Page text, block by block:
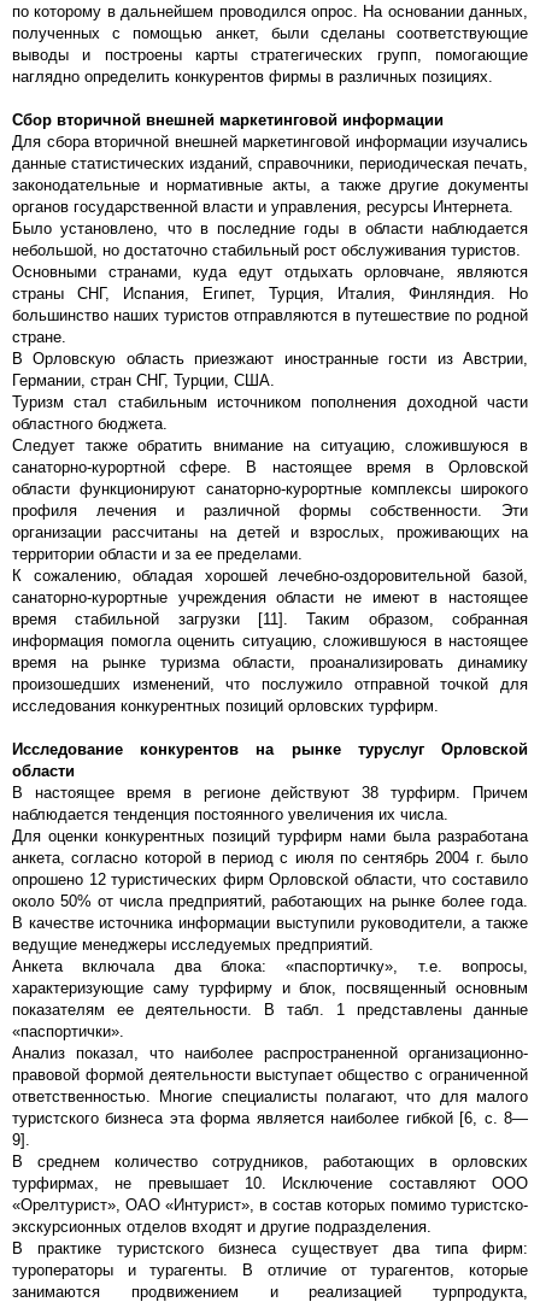
по которому в дальнейшем проводился опрос. На основании данных,
полученных с помощью анкет, были сделаны соответствующие
выводы и построены карты стратегических групп, помогающие
наглядно определить конкурентов фирмы в различных позициях.
Сбор вторичной внешней маркетинговой информации
Для сбора вторичной внешней маркетинговой информации изучались
данные статистических изданий, справочники, периодическая печать,
законодательные и нормативные акты, а также другие документы
органов государственной власти и управления, ресурсы Интернета.
Было установлено, что в последние годы в области наблюдается
небольшой, но достаточно стабильный рост обслуживания туристов.
Основными странами, куда едут отдыхать орловчане, являются
страны СНГ, Испания, Египет, Турция, Италия, Финляндия. Но
большинство наших туристов отправляются в путешествие по родной
стране.
В Орловскую область приезжают иностранные гости из Австрии,
Германии, стран СНГ, Турции, США.
Туризм стал стабильным источником пополнения доходной части
областного бюджета.
Следует также обратить внимание на ситуацию, сложившуюся в
санаторно-курортной сфере. В настоящее время в Орловской
области функционируют санаторно-курортные комплексы широкого
профиля лечения и различной формы собственности. Эти
организации рассчитаны на детей и взрослых, проживающих на
территории области и за ее пределами.
К сожалению, обладая хорошей лечебно-оздоровительной базой,
санаторно-курортные учреждения области не имеют в настоящее
время стабильной загрузки [11]. Таким образом, собранная
информация помогла оценить ситуацию, сложившуюся в настоящее
время на рынке туризма области, проанализировать динамику
произошедших изменений, что послужило отправной точкой для
исследования конкурентных позиций орловских турфирм.
Исследование конкурентов на рынке туруслуг Орловской
области
В настоящее время в регионе действуют 38 турфирм. Причем
наблюдается тенденция постоянного увеличения их числа.
Для оценки конкурентных позиций турфирм нами была разработана
анкета, согласно которой в период с июля по сентябрь 2004 г. было
опрошено 12 туристических фирм Орловской области, что составило
около 50% от числа предприятий, работающих на рынке более года.
В качестве источника информации выступили руководители, а также
ведущие менеджеры исследуемых предприятий.
Анкета включала два блока: «паспортичку», т.е. вопросы,
характеризующие саму турфирму и блок, посвященный основным
показателям ее деятельности. В табл. 1 представлены данные
«паспортички».
Анализ показал, что наиболее распространенной организационно-
правовой формой деятельности выступает общество с ограниченной
ответственностью. Многие специалисты полагают, что для малого
туристского бизнеса эта форма является наиболее гибкой [6, с. 8—
9].
В среднем количество сотрудников, работающих в орловских
турфирмах, не превышает 10. Исключение составляют ООО
«Орелтурист», ОАО «Интурист», в состав которых помимо туристско-
экскурсионных отделов входят и другие подразделения.
В практике туристского бизнеса существует два типа фирм:
туроператоры и турагенты. В отличие от турагентов, которые
занимаются продвижением и реализацией турпродукта,